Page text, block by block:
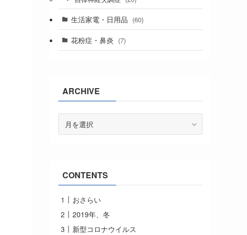
生活家電・日用品 (60)
花粉症・鼻炎 (7)
ARCHIVE
ARCHIVE
CONTENTS
おさらい
2019年、冬
新型コロナウイルス